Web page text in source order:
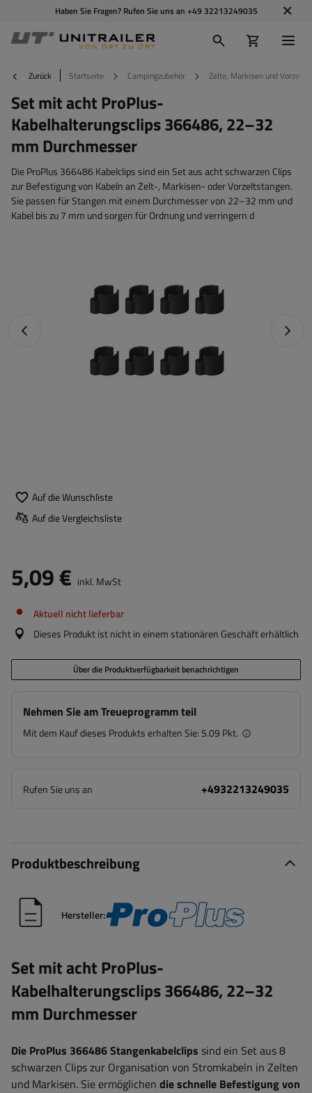
Haben Sie Fragen? Rufen Sie uns an +49 32213249035
Zurück Startseite Campingzubehör Zelte, Markisen und Vorzelte
Set mit acht ProPlus-
Kabelhalterungsclips 366486, 22–32
mm Durchmesser
Die ProPlus 366486 Kabelclips sind ein Set aus acht schwarzen Clips
zur Befestigung von Kabeln an Zelt-, Markisen- oder Vorzeltstangen.
Sie passen für Stangen mit einem Durchmesser von 22–32 mm und
Kabel bis zu 7 mm und sorgen für Ordnung und verringern d
Vorheriges Foto
Auf die Wunschliste
Auf die Vergleichsliste
5,09 € inkl. MwSt
Aktuell nicht lieferbar
Dieses Produkt ist nicht in einem stationären Geschäft erhältlich
Über die Produktverfügbarkeit benachrichtigen
Nehmen Sie am Treueprogramm teil
Mit dem Kauf dieses Produkts erhalten Sie: 5.09 Pkt.
Rufen Sie uns an +4932213249035
Produktbeschreibung
Hersteller:
Set mit acht ProPlus-
Kabelhalterungsclips 366486, 22–32
mm Durchmesser
Die ProPlus 366486 Stangenkabelclips sind ein Set aus 8
schwarzen Clips zur Organisation von Stromkabeln in Zelten
und Markisen. Sie ermöglichen die schnelle Befestigung von